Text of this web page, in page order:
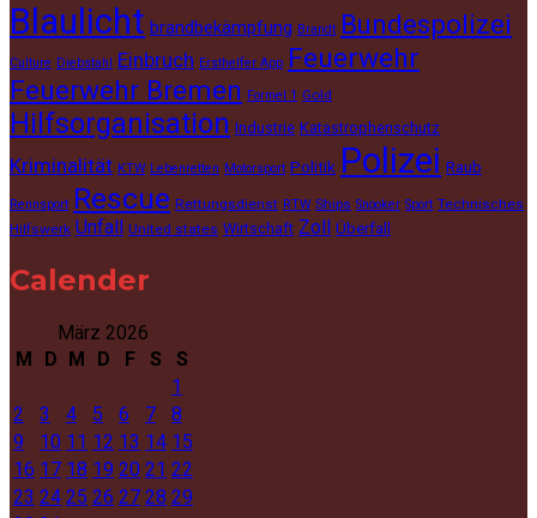
Blaulicht brandbekämpfung Brandt Bundespolizei
Culture Diebstahl Einbruch Ersthelfer App Feuerwehr
Feuerwehr Bremen
Formel 1 Gold
Hilfsorganisation Industrie Katastrophenschutz
Kriminalität KTW Lebenretten Motorsport Politik Polizei Raub
Rennsport Rescue Rettungsdienst RTW Ships Snooker Sport Technisches
Hilfswerk Unfall United states Wirtschaft Zoll Überfall
Calender
März 2026
M
D M D F S
S
1
2
3 4 5 6 7
8
9
10 11 12 13 14 15
16 17 18 19 20 21 22
23 24 25 26 27 28 29